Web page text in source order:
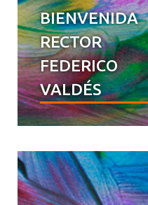
BIENVENIDA
RECTOR
FEDERICO
VALDÉS